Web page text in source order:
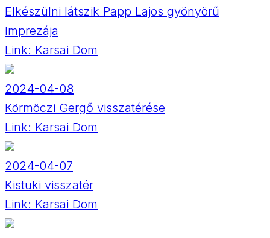
Elkészülni látszik Papp Lajos gyönyörű
Imprezája
Link: Karsai Dom
2024-04-08
Körmöczi Gergő visszatérése
Link: Karsai Dom
2024-04-07
Kistuki visszatér
Link: Karsai Dom